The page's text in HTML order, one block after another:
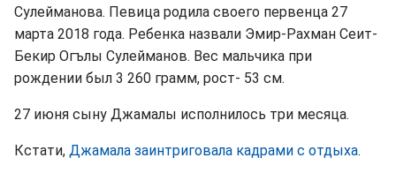
Сулейманова. Певица родила своего первенца 27
марта 2018 года. Ребенка назвали Эмир-Рахман Сеит-
Бекир Огълы Сулейманов. Вес мальчика при
рождении был 3 260 грамм, рост- 53 см.
27 июня cыну Джамалы исполнилось три месяца.
Кстати, Джамала заинтриговала кадрами с отдыха.